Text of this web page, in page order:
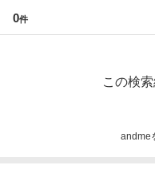
0件
この検
andme